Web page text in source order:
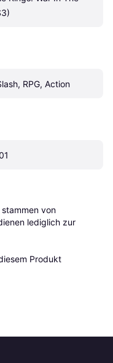
RPG, Action
von
lediglich zur
Produkt